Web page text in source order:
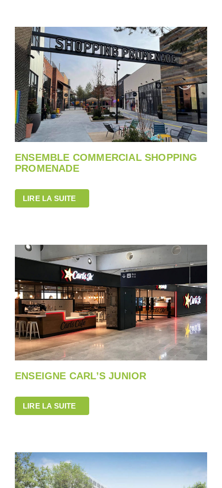
ENSEMBLE COMMERCIAL SHOPPING
PROMENADE
LIRE LA SUITE
ENSEIGNE CARL’S JUNIOR
LIRE LA SUITE